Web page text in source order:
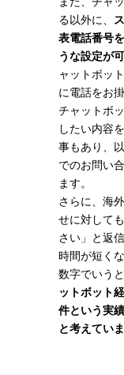
る以外に、
表電話番号
うな設定が
ャットボッ
に電話をお
チャットボ
したい内容
事もあり、
でのお問い
ます。
さらに、海
せに対して
さい」と返
時間が短く
数字でいう
ットボット
件という実
と考えていま